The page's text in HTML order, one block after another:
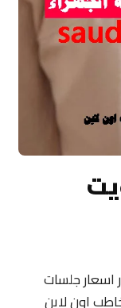
اسعار جلسات
اون لاين